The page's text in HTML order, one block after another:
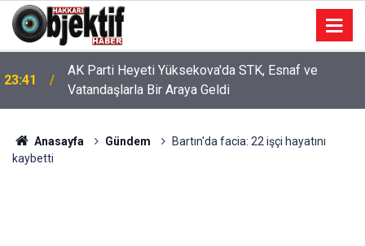
23:41
AK Parti Heyeti Yüksekova'da STK, Esnaf ve
Vatandaşlarla Bir Araya Geldi
Anasayfa Gündem
Bartın'da facia: 22 işçi hayatını
kaybetti